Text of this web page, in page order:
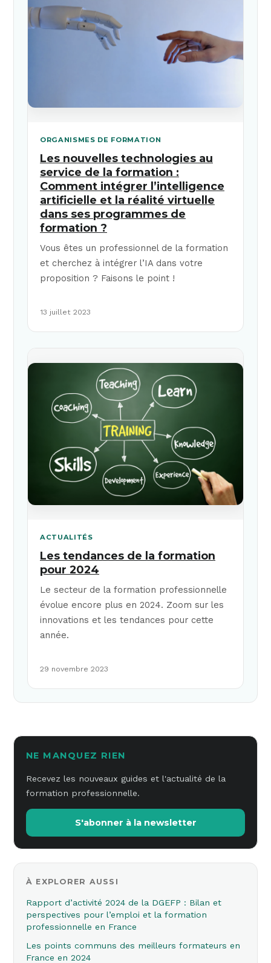
ORGANISMES DE FORMATION
Les nouvelles technologies au
service de la formation :
Comment intégrer l’intelligence
artificielle et la réalité virtuelle
dans ses programmes de
formation ?
Vous êtes un professionnel de la formation
et cherchez à intégrer l’IA dans votre
proposition ? Faisons le point !
13 juillet 2023
ACTUALITÉS
Les tendances de la formation
pour 2024
Le secteur de la formation professionnelle
évolue encore plus en 2024. Zoom sur les
innovations et les tendances pour cette
année.
29 novembre 2023
NE MANQUEZ RIEN
Recevez les nouveaux guides et l'actualité de la
formation professionnelle.
S'abonner à la newsletter
À EXPLORER AUSSI
Rapport d’activité 2024 de la DGEFP : Bilan et
perspectives pour l’emploi et la formation
professionnelle en France
Les points communs des meilleurs formateurs en
France en 2024